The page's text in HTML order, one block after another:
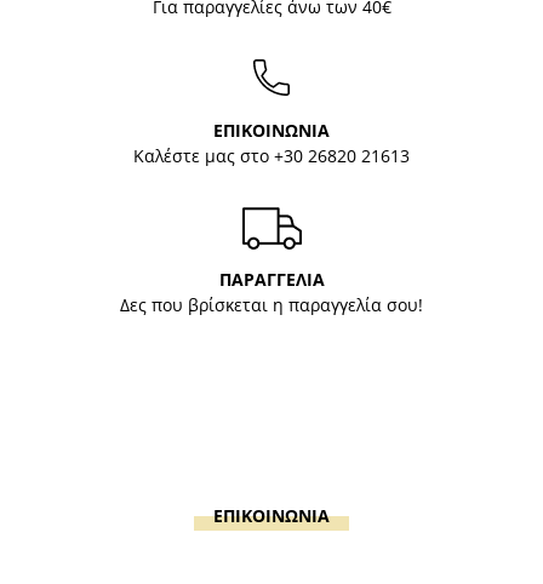
Για παραγγελίες άνω των 40€
ΕΠΙΚΟΙΝΩΝΙΑ
Καλέστε μας στο +30 26820 21613
ΠΑΡΑΓΓΕΛΙΑ
Δες που βρίσκεται η παραγγελία σου!
ΕΠΙΚΟΙΝΩΝΙΑ